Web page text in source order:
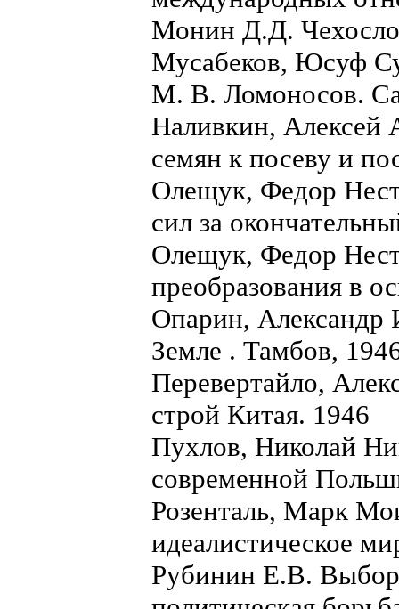
Монин Д.Д.
Мусабеков, Юсуф
М. В. Ломоносов.
Наливкин, Алексей
семян к посеву и
Олещук, Федор
сил за
Олещук, Федор
преобразования в
Опарин, Александр
Земле . Тамбов,
Перевертайло,
строй Китая. 1946
Пухлов, Николай
современной
Розенталь, Марк
идеалистическое
Рубинин Е.В.